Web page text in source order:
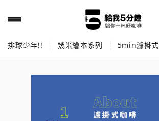
排球少年!! 幾米繪本系列 5min濾掛式